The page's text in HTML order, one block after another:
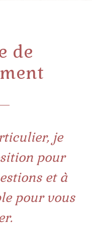
de
je
pour
et à
pour vous